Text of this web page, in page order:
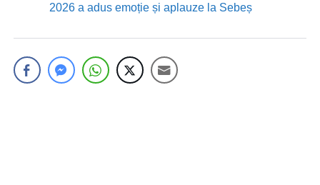
2026 a adus emoție și aplauze la Sebeș